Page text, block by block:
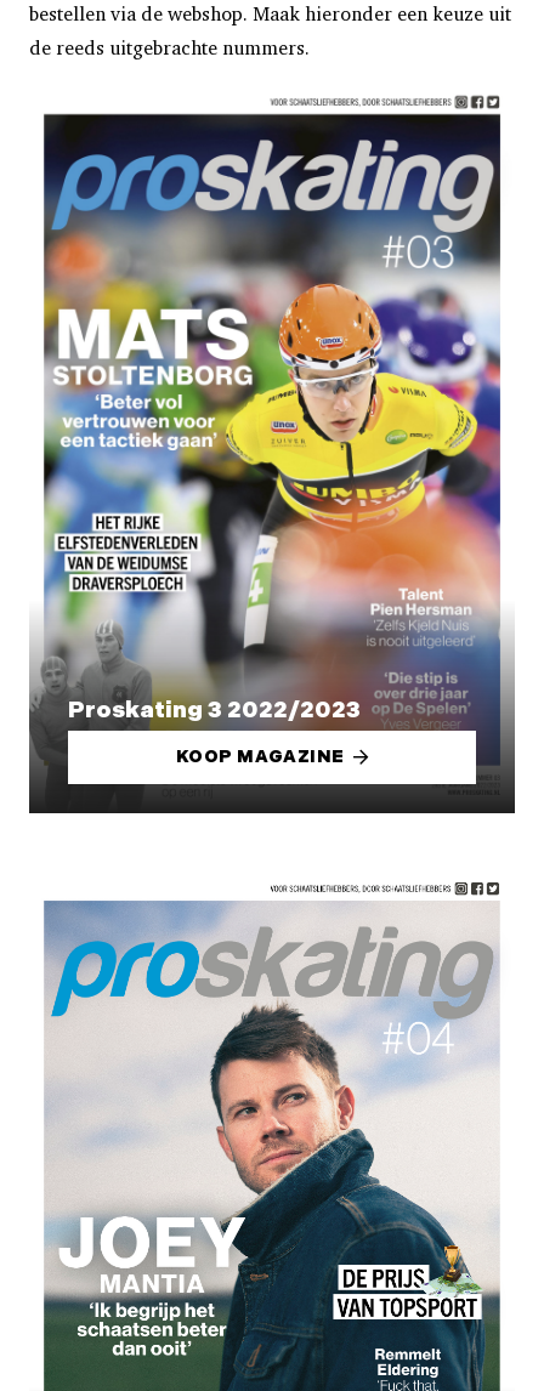
bestellen via de webshop. Maak hieronder een keuze uit
de reeds uitgebrachte nummers.
Proskating 3 2022/2023
KOOP MAGAZINE